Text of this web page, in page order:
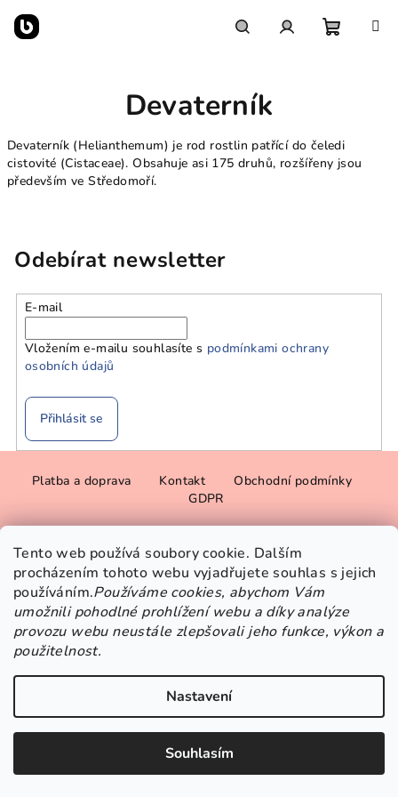
Tento web používá soubory cookie. Dalším
procházením tohoto webu vyjadřujete souhlas s jejich
používáním.Používáme cookies, abychom Vám
umožnili pohodlné prohlížení webu a díky analýze
provozu webu neustále zlepšovali jeho funkce, výkon a
použitelnost.
Nastavení
Souhlasím
obsah
Devaterník
Devaterník (Helianthemum) je rod rostlin patřící do čeledi
cistovité (Cistaceae). Obsahuje asi 175 druhů, rozšířeny jsou
především ve Středomoří.
Odebírat newsletter
E-mail
Vložením e-mailu souhlasíte s podmínkami ochrany
osobních údajů
Přihlásit se
p
a
Platba a doprava Kontakt
Obchodní podmínky
GDPR
Copyright 2026Beskisha. Všechna práva vyhrazena.
nastavení cookies
Vytvořil Shoptet